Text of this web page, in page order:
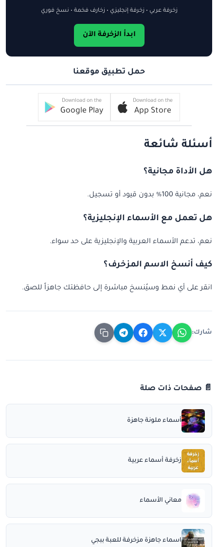
زخرفة عربي • زخرفة إنجليزي • زخارف فخمة • نسخ فوري
ابدأ الزخرفة الآن
حمل تطبيق موقعنا
Download on the
App Store
Download on the
Google Play
أسئلة شائعة
هل الأداة مجانية؟
نعم، مجانية 100% بدون قيود أو تسجيل.
هل تعمل مع الأسماء الإنجليزية؟
نعم، تدعم الأسماء العربية والإنجليزية على حد سواء.
كيف أنسخ الاسم المزخرف؟
انقر على أي نمط وسيُنسخ مباشرة إلى حافظتك جاهزاً للصق.
شارك:
📄 صفحات ذات صلة
أسماء ملونة جاهزة
زخرفة أسماء عربية
معاني الأسماء
اسماء جاهزة مزخرفة للعبة ببجي